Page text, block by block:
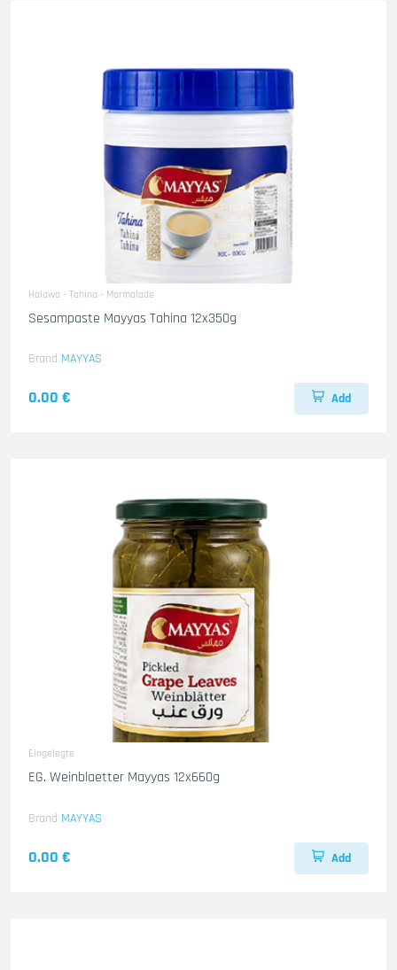
Halawa - Tahina - Marmalade
Sesampaste Mayyas Tahina 12x350g
Brand MAYYAS
0.00 € Add
Eingelegte
EG. Weinblaetter Mayyas 12x660g
Brand MAYYAS
0.00 € Add